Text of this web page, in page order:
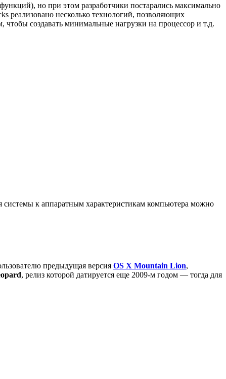
но при этом разработчики постарались максимально
реализовано несколько технологий, позволяющих
создавать минимальные нагрузки на процессор и т.д.
системы к аппаратным характеристикам компьютера можно
предыдущая версия OS X Mountain Lion,
, релиз которой датируется еще 2009-м годом — тогда для